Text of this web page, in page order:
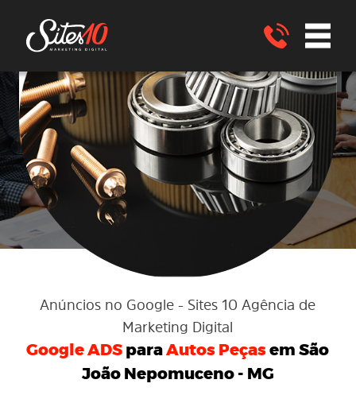
Anúncios no Google noGoogle ADS
para AUTO PEÇAS São João
Nepomuceno - MG
ENVIE UM WHATSAPP
Anúncios no Google- Sites 10 Agência de
Marketing Digital
Google ADS paraAutos Peças em São
João Nepomuceno - MG